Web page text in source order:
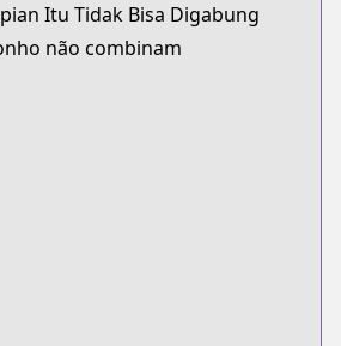
series/538014
Itu Tidak Bisa Digabung
não combinam